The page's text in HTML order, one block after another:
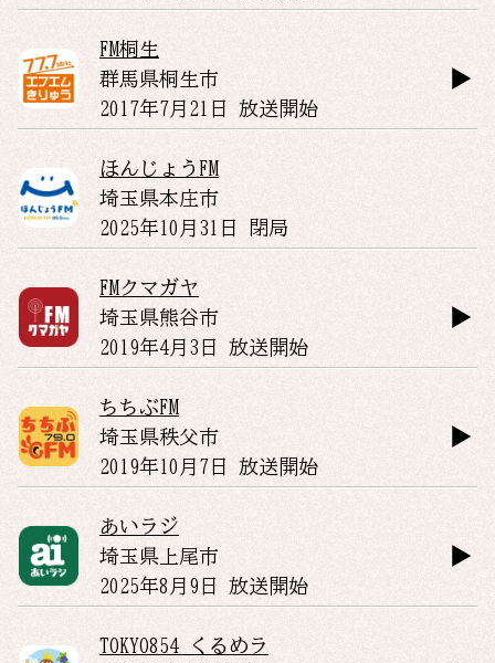
FM桐生
群馬県桐生市
2017年7月21日 放送開始
ほんじょうFM
埼玉県本庄市
2025年10月31日 閉局
FMクマガヤ
埼玉県熊谷市
2019年4月3日 放送開始
ちちぶFM
埼玉県秩父市
2019年10月7日 放送開始
あいラジ
埼玉県 上尾市
2025年8月9日 放送開始
TOKYO854 くるめラ